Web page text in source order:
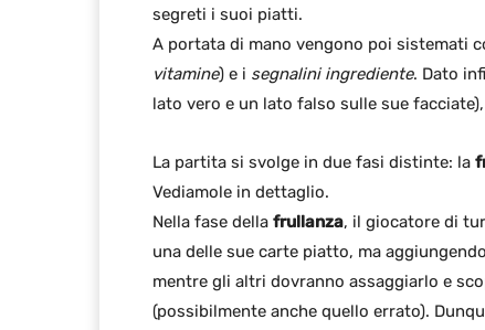
segreti i suoi piatti.
A portata di mano vengono poi sistemati
vitamine) e i segnalini ingrediente. Dato
lato vero e un lato falso sulle sue
La partita si svolge in due fasi distinte: la
Vediamole in dettaglio.
Nella fase della frullanza, il giocatore di
una delle sue carte piatto, ma
mentre gli altri dovranno assaggiarlo e
(possibilmente anche quello errato).